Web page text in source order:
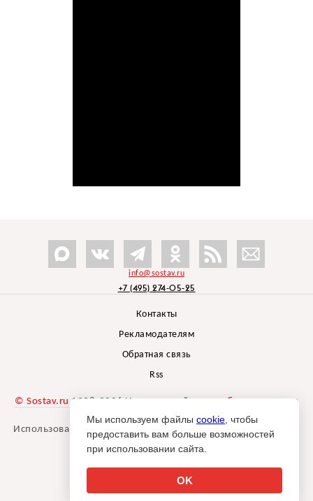
info@sostav.ru
+7 (495) 274-05-25
Контакты
Рекламодателям
Обратная связь
Rss
© Sostav.ru 1998-2026 Независимый проектбрендингового
агентства Depot
Использование материалов Sostav.ru допустимо только при
указании источника.
Мы используем файлы cookie , чтобы
предоставить вам больше возможностей
при использовании сайта.
OK